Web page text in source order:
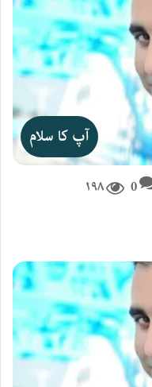
آپ کا سلام
0 ۱۹۸